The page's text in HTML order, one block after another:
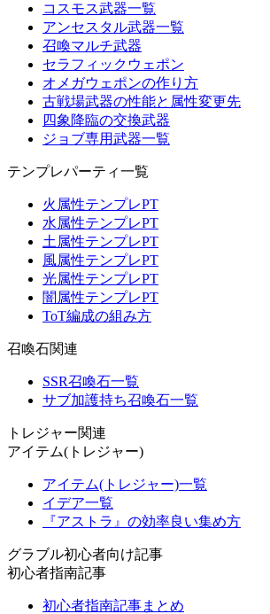
コスモス武器一覧
アンセスタル武器一覧
召喚マルチ武器
セラフィックウェポン
オメガウェポンの作り方
古戦場武器の性能と属性変更先
四象降臨の交換武器
ジョブ専用武器一覧
テンプレパーティ一覧
火属性テンプレPT
水属性テンプレPT
土属性テンプレPT
風属性テンプレPT
光属性テンプレPT
闇属性テンプレPT
ToT編成の組み方
召喚石関連
SSR召喚石一覧
サブ加護持ち召喚石一覧
トレジャー関連
アイテム(トレジャー)
アイテム(トレジャー)一覧
イデア一覧
『アストラ』の効率良い集め方
グラブル初心者向け記事
初心者指南記事
初心者指南記事まとめ